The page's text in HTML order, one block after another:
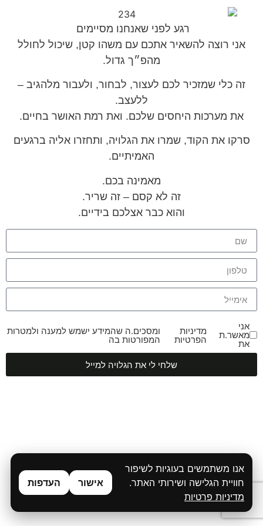
רגע לפני שאנחנו מסיימים
אני רוצה להשאיר אתכם עם משהו קטן, שיכול לחולל
מהפ״ך גדול.
זה כלי שמזכיר לכם לעצור, לבחור, ולעבור מלהגיב –
ללעצב.
את מערכות היחסים שלכם. ואת רמת האושר בחיים.
סרקו את הקוד, שמרו את הגלויה, ותחזרו אליה ברגעים
האמיתיים.
מאמינה בכם.
זה לא קסם – זה שריר.
והוא כבר אצלכם בידיים.
אני
מאשר.ת
את
מדיניות
הפרטיות
ומסכים.ה שהמידע ישמש למענה ולמטרות
המפורטות בה
שלחי לי את הגלויה למייל
אנו משתמשים בעוגיות לשיפור
חוויית הגלישה ושירותי האתר.
מדיניות פרטיות
אישור העדפות